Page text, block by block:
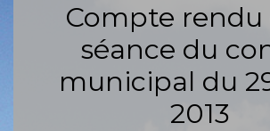
Compte rendu
séance du
municipal du
2013